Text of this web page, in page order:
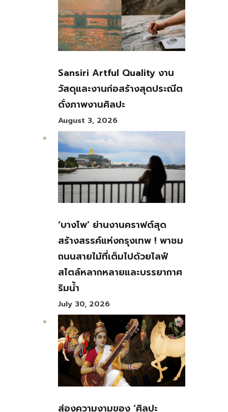
Sansiri Artful Quality งาน
วัสดุและงานก่อสร้างสุดประณีต
ดั่งภาพงานศิลปะ
August 3, 2026
‘บางโพ’ ย่านงานคราฟต์สุด
สร้างสรรค์แห่งกรุงเทพ ! พาชม
ถนนสายไม้ที่เต็มไปด้วยไลฟ์
สไตล์หลากหลายและบรรยากาศ
ริมน้ำ
July 30, 2026
ส่องความงามของ ‘ศิลปะ